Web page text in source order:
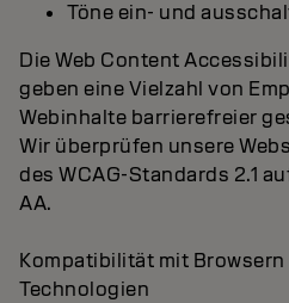
Töne ein- und
Die Web Content
geben eine Vielzahl von
Webinhalte barrierefreier
Wir überprüfen unsere
des WCAG-Standards 2.1
AA.
Kompatibilität mit
Technologien